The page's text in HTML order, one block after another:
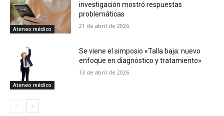
Ateneo médico
investigación mostró respuestas
problemáticas
21 de abril de 2026
Ateneo médico
Se viene el simposio «Talla baja: nuevo
enfoque en diagnóstico y tratamiento»
13 de abril de 2026